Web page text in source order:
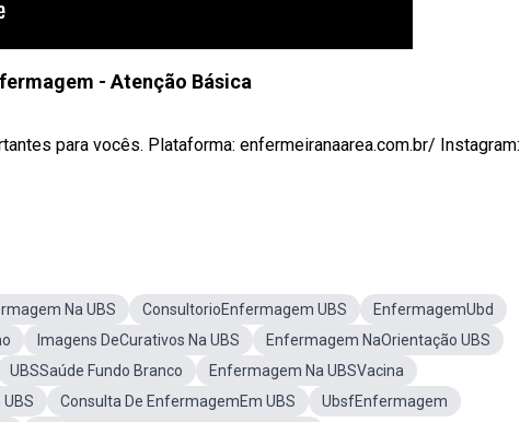
- Atenção Básica
para vocês. Plataforma: enfermeiranaarea.com.br/ Instagram:
Na UBS ConsultorioEnfermagem UBS
EnfermagemUbd
Imagens DeCurativos Na UBS
Enfermagem NaOrientação UBS
UBSSaúde Fundo Branco
Enfermagem Na UBSVacina
Consulta De EnfermagemEm UBS
UbsfEnfermagem